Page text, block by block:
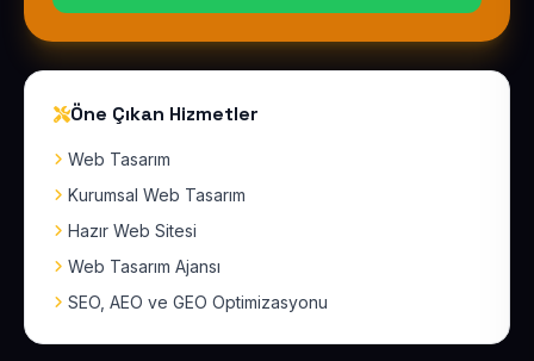
Öne Çıkan Hizmetler
Web Tasarım
Kurumsal Web Tasarım
Hazır Web Sitesi
Web Tasarım Ajansı
SEO, AEO ve GEO Optimizasyonu